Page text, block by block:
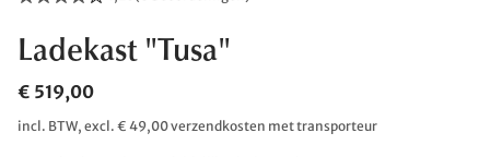
Ladekast "Tusa"
€ 519,00
incl. BTW, excl. € 49,00 verzendkosten met transporteur